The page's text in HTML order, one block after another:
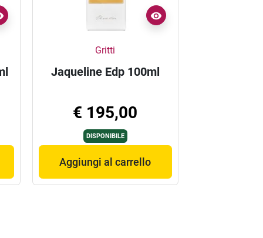
Gritti
Jaqueline Edp 100ml
€ 195,00
DISPONIBILE
Aggiungi al carrello